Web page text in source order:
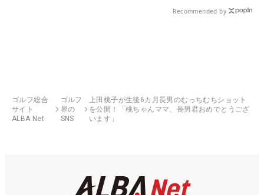
Recommended by
ゴルフ総合
サイト
ALBA Net
ゴルフ
界の
SNS
上田桃子が生後6カ月長男のむっちむちショット
を公開！「桃ちゃんママ、長男君おめでとうござ
います」